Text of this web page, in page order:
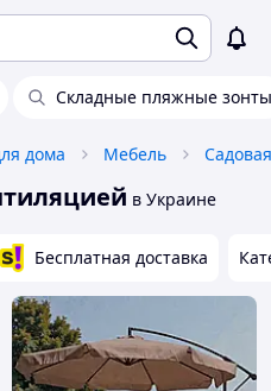
Складные пляжные зонты
дома Мебель
в Украине
Бесплатная доставка